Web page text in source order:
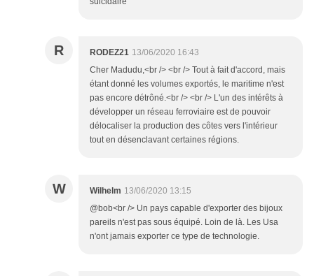
R RODEZ21 13/06/2020 16:43
Cher Madudu,<br /> <br /> Tout à fait d'accord, mais
étant donné les volumes exportés, le maritime n'est
pas encore détrôné.<br /> <br /> L'un des intérêts à
développer un réseau ferroviaire est de pouvoir
délocaliser la production des côtes vers l'intérieur
tout en désenclavant certaines régions.
W Wilhelm 13/06/2020 13:15
@bob<br /> Un pays capable d'exporter des bijoux
pareils n'est pas sous équipé. Loin de là. Les Usa
n'ont jamais exporter ce type de technologie.